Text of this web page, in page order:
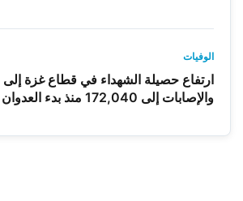
الوفيات
والإصابات إلى 172,040 منذ بدء العدوان